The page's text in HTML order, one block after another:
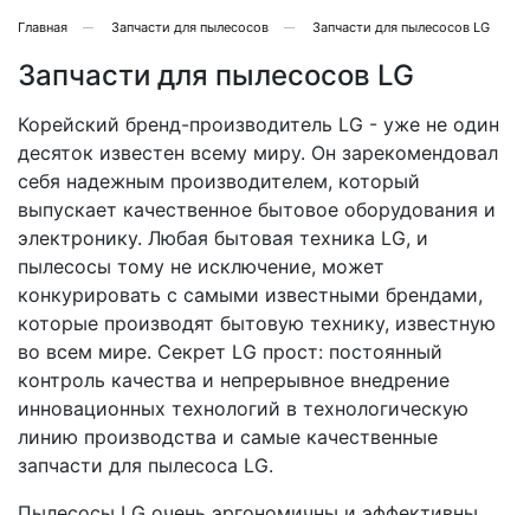
Главная Запчасти для пылесосов Запчасти для пылесосов LG
Запчасти для пылесосов LG
Корейский бренд-производитель LG - уже не один
десяток известен всему миру. Он зарекомендовал
себя надежным производителем, который
выпускает качественное бытовое оборудования и
электронику. Любая бытовая техника LG, и
пылесосы тому не исключение, может
конкурировать с самыми известными брендами,
которые производят бытовую технику, известную
во всем мире. Секрет LG прост: постоянный
контроль качества и непрерывное внедрение
инновационных технологий в технологическую
линию производства и самые качественные
запчасти для пылесоса LG.